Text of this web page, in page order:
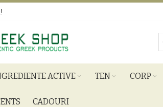
ACTIVE TEN CORP
CADOURI